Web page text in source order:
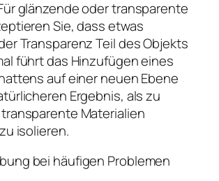
glänzende oder transparente
Sie, dass etwas
Transparenz Teil des Objekts
führt das Hinzufügen eines
auf einer neuen Ebene
Ergebnis, als zu
Materialien
isolieren.
bei häufigen Problemen